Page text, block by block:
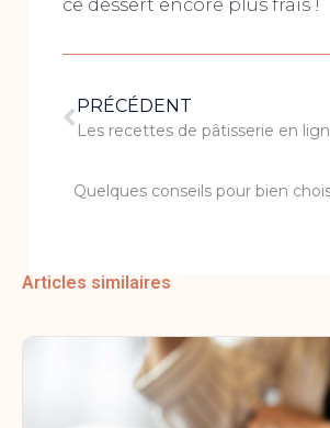
ce dessert encore plus frais !
PRÉCÉDENT
Les recettes de pâtisserie en
Articles similaires